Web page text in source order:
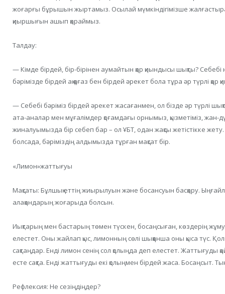
жоғарғы бұрышын жыртамыз. Осылай мүмкіндігімізше жалғастыра
қиыршығын ашып қараймыз.
Талдау:
— Кімде бірдей, бір-бірінен аумайтын қар қиындысы шықты?
бәрімізде бірдей ақ қағаз бен бірдей әрекет бола тұра әр түрлі
— Себебі бәріміз бірдей әрекет жасағанмен, ол бізде әр түрлі
ата-аналар мен мұғалімдер қоғамдағы орнымыз, қызметіміз, жан-
жиналуымызда бір себеп бар – ол ҰБТ, одан жақсы жетістікке
болсада, бәріміздің алдымызда тұрған мақсат бір.
«Лимон»жаттығуы
Мақсаты: Бұлшық еттің жиырылуын және босансуын басқару.
алақандарың жоғарыда болсын.
Иықтарың мен бастарың төмен түскен, босаңсыған, көздерің
елестет. Оны жайлап қыс, лимонның сөлі шыққанша оны қыса түс.
сақтаңдар. Енді лимон сенің сол қолыңда деп елестет. Жаттығуды
есте сақта. Енді жаттығуды екі қолыңмен бірдей жаса. Босаңсыт.
Рефлексия: Не сезіңдіңдер?